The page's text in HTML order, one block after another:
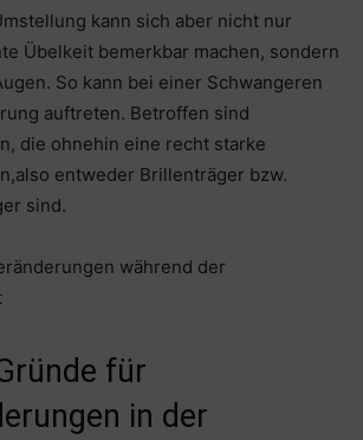
kann sich aber nicht nur
Übelkeit bemerkbar machen, sondern
So kann bei einer Schwangeren
auftreten. Betroffen sind
die ohnehin eine recht starke
entweder Brillenträger bzw.
sind.
während der
für
in der